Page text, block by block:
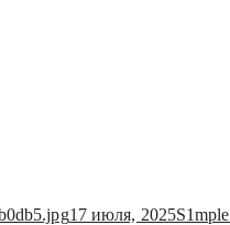
17 июля, 2025